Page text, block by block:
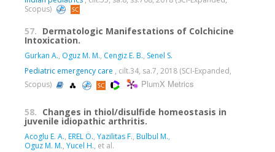
Scopus)
57. Dermatologic Manifestations of Colchicine
Intoxication.
Gurkan A., Oguz M. M., Cengiz E. B., Senel S.
Pediatric emergency care , cilt.34, sa.7, 2018 (SCI-Expanded,
Scopus)
PlumX Metrics
58. Changes in thiol/disulfide homeostasis in
juvenile idiopathic arthritis.
Acoglu E. A., EREL Ö., Yazilitas F., Bulbul M.,
Oguz M. M., Yucel H., et al.